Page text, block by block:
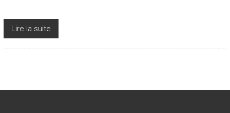
Lire la suite